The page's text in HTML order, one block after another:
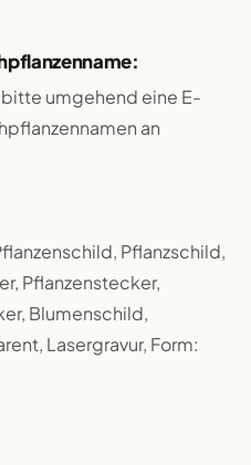
umgehend eine E-
an
Pflanzschild,
Pflanzenstecker,
Blumenschild,
Lasergravur, Form: